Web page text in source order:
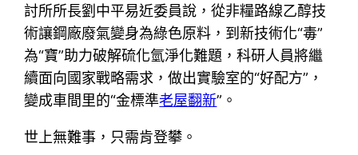
討所所長劉中平易近委員說，從非糧路線乙醇技
術讓鋼廠廢氣變身為綠色原料，到新技術化“毒”
為“寶”助力破解硫化氫淨化難題，科研人員將繼
續面向國家戰略需求，做出實驗室的“好配方”，
變成車間里的“金標準老屋翻新”。
世上無難事，只需肯登攀。